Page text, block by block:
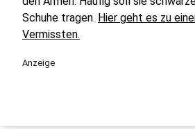
Schuhe tragen. Hier geht es zu
Vermissten.
Anzeige